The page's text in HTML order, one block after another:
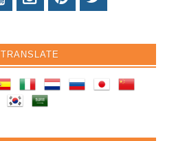
TRANSLATE